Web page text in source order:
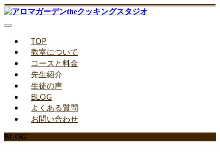
TOP
教室について
コースと料金
先生紹介
生徒の声
BLOG
よくある質問
お問い合わせ
BLOG